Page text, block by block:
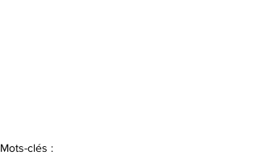
Mots-clés :